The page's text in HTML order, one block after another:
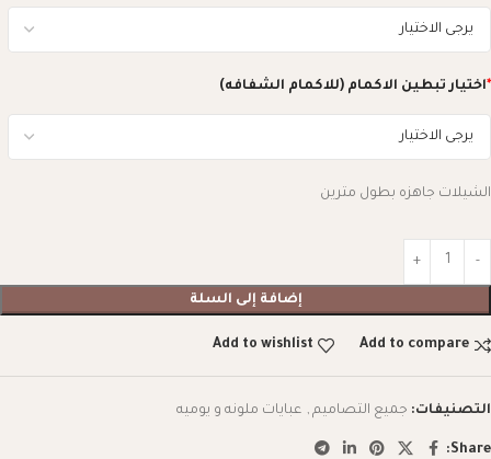
*اختيار تبطين الاكمام (للاكمام الشفافه)
الشيلات جاهزه بطول مترين
إضافة إلى السلة
Add to compare
Add to wishlist
التصنيفات: جميع التصاميم , عبايات ملونه و يوميه
Share: